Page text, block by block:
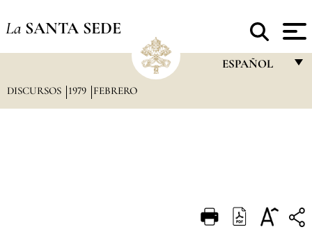
La SANTA SEDE
ESPAÑOL
DEUTSCH
DISCURSOS 1979 FEBRERO